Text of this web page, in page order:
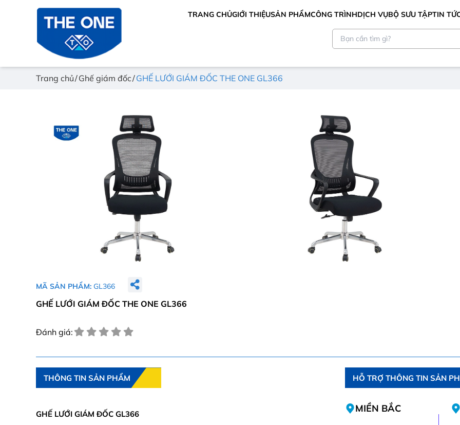
TRANG CHỦGIỚI THIỆUSẢN PHẨMCÔNG TRÌNHDỊCH VỤBỘ SƯU TẬPTIN
Trang chủ Ghế giám đốc GHẾ LƯỚI GIÁM ĐỐC THE ONE GL366
MÃ SẢN PHẨM: GL366
GHẾ LƯỚI GIÁM ĐỐC THE ONE GL366
Đánh giá:
THÔNG TIN SẢN PHẨM
GHẾ LƯỚI GIÁM ĐỐC GL366
HỖ TRỢ THÔNG TIN SẢN
MIỀN BẮC